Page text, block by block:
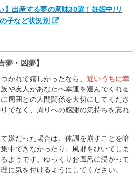
】出産する夢の意味30選！妊娠中/リ
子など状況別
夢・凶夢】
かれて嬉しかったなら、 近いうちに幸
や友人があなたへ幸運を運んでくれる
周囲との人間関係を大切にしてくださ
でなく、周りへの感謝の気持ちを忘れ
嫌だった場合は、体調を崩すことを暗
中できなかったり、風邪をひいてしま
ようです。ゆっくりお風呂に浸かって
に気を付けるようにしてください。